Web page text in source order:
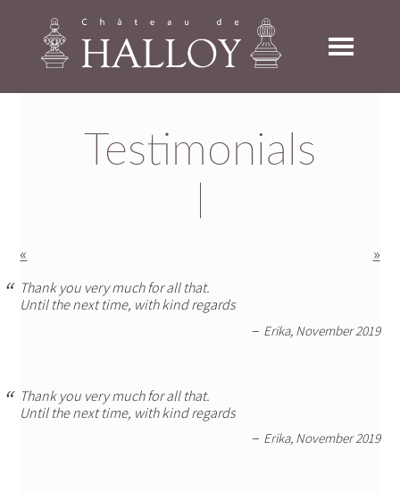
primary
navigation
content
Testimonials
« »
Thank you very much for all that.
Until the next time, with kind regards
Erika, November 2019
Thank you very much for all that.
Until the next time, with kind regards
Erika, November 2019